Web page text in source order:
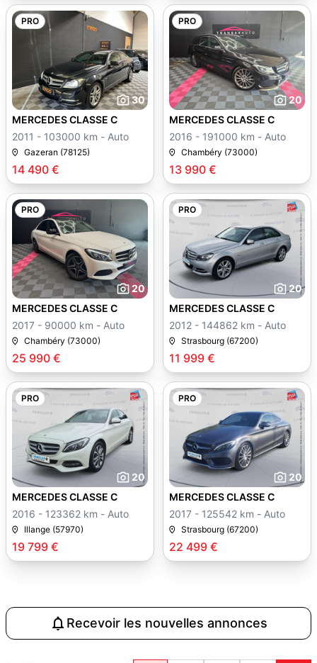
PRO
30
14 490 €
MERCEDES CLASSE C
2011 - 103000 km - Auto
Gazeran (78125)
PRO
20
13 990 €
MERCEDES CLASSE C
2016 - 191000 km - Auto
Chambéry (73000)
PRO
20
25 990 €
MERCEDES CLASSE C
2017 - 90000 km - Auto
Chambéry (73000)
PRO
20
11 999 €
MERCEDES CLASSE C
2012 - 144862 km - Auto
Strasbourg (67200)
PRO
20
19 799 €
MERCEDES CLASSE C
2016 - 123362 km - Auto
Illange (57970)
PRO
20
22 499 €
MERCEDES CLASSE C
2017 - 125542 km - Auto
Strasbourg (67200)
Recevoir les nouvelles annonces